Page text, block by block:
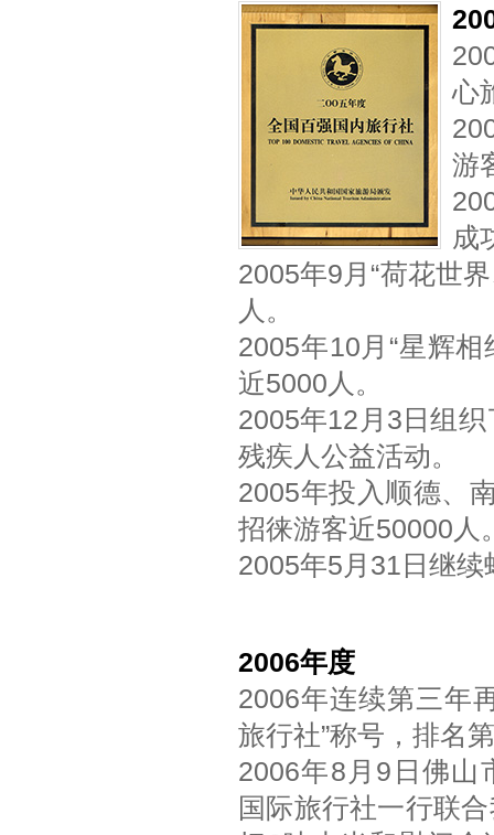
心
游
成
2005年9月“荷花世
人。
2005年10月“星辉
近5000人。
2005年12月3日组
残疾人公益活动。
2005年投入顺德、
招徕游客近50000人
2005年5月31日继续
2006年度
2006年连续第三年
旅行社”称号，排名
2006年8月9日佛山
国际旅行社一行联